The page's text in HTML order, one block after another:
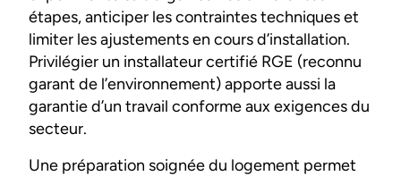
étapes, anticiper les contraintes techniques et
limiter les ajustements en cours d’installation.
Privilégier un installateur certifié RGE (reconnu
garant de l’environnement) apporte aussi la
garantie d’un travail conforme aux exigences du
secteur.
Une préparation soignée du logement permet